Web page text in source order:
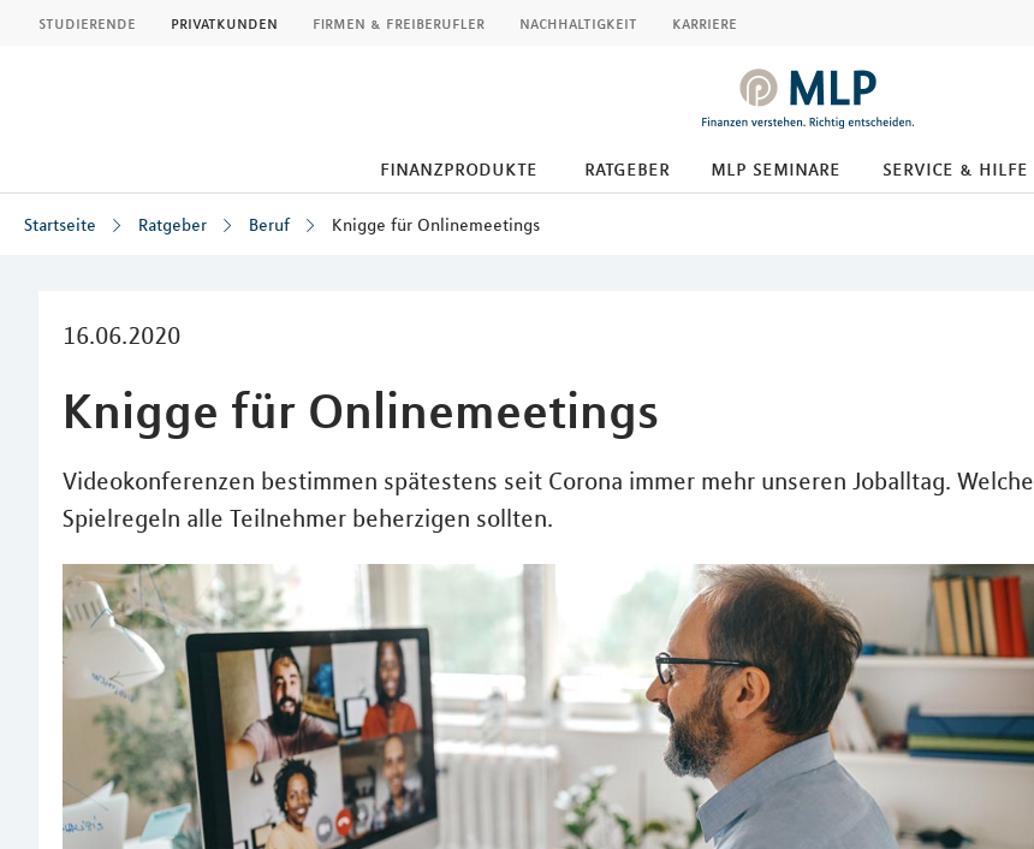
studierende privatkunden firmen & freiberufler nachhaltigkeit karriere
finanzprodukte ratgeber mlp seminare service & hilfe
Startseite Ratgeber Beruf Knigge für Onlinemeetings
16.06.2020
Knigge für Onlinemeetings
Videokonferenzen bestimmen spätestens seit Corona immer mehr unseren Joballtag. Welche
Spielregeln alle Teilnehmer beherzigen sollten.